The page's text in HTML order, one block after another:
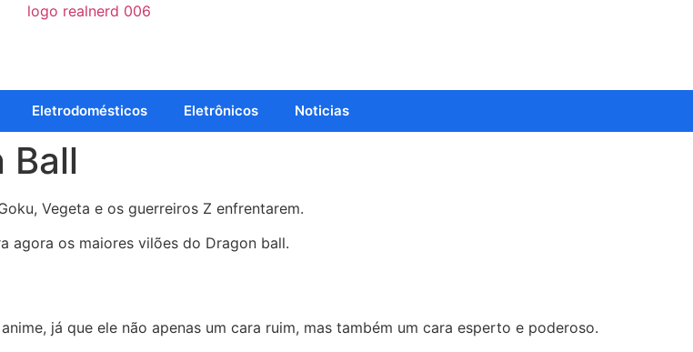
Eletrodomésticos Eletrônicos Noticias
Ball
Vegeta e os guerreiros Z enfrentarem.
agora os maiores vilões do Dragon ball.
já que ele não apenas um cara ruim, mas também um cara esperto e poderoso.